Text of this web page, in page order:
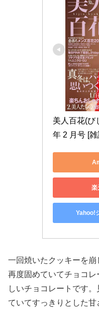
美人百花(び
年 2 月号 [雑
楽
Yahoo!
一回焼いたクッキーを
再度固めていてチョコ
しいチョコレートです
ていてすっきりとした甘